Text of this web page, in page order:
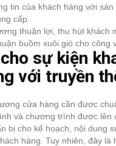
tin của khách hàng với sản
cấp.
thuận lợi, thu hút khách
buồm xuôi gió cho công
sự kiện
với truyền
cửa hàng cần được
và chương trình được lên
bị cho kế hoạch, nội dung
hàng. Tuy nhiên, đây là